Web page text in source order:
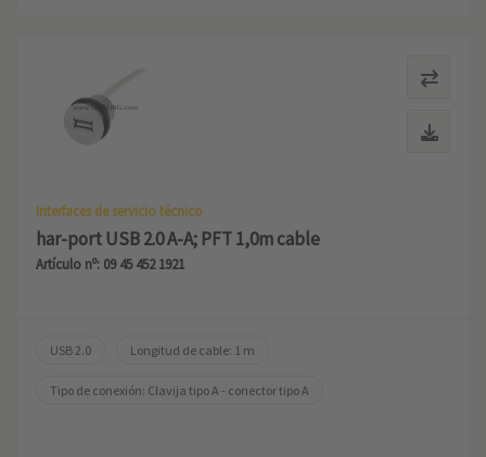
Interfaces de servicio técnico
har-port USB 2.0 A-A; PFT 1,0m cable
Artículo nº: 09 45 452 1921
USB 2.0 Longitud de cable: 1 m
Tipo de conexión: Clavija tipo A - conector tipo A